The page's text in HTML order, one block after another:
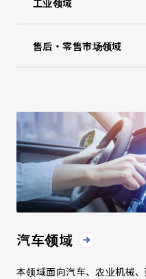
售后・零售市场领域
汽车领域
本领域面向汽车、农业机械